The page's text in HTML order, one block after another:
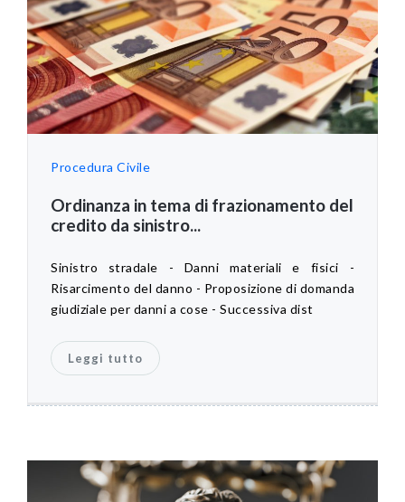
Procedura Civile
Ordinanza in tema di frazionamento del
credito da sinistro...
Sinistro stradale - Danni materiali e fisici -
Risarcimento del danno - Proposizione di domanda
giudiziale per danni a cose - Successiva dist
Leggi tutto